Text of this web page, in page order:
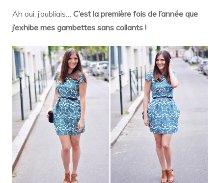
Ah oui, j’oubliais… C’est la première fois de l’année que
j’exhibe mes gambettes sans collants !